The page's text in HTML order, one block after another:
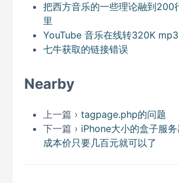
把西方音乐的一些理论融到200
里
YouTube 音乐在线转320K mp3
七牛获取的链接错误
Nearby
上一篇 › tagpage.php的问题
下一篇 › iPhone大小的盒子服
成本价只要几百元就可以了